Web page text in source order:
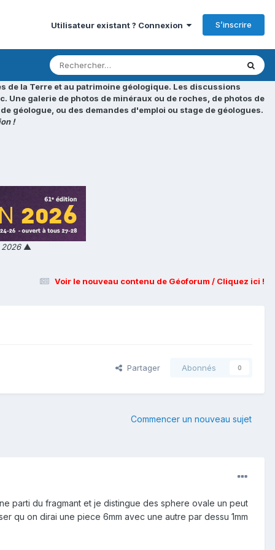
Utilisateur existant ? Connexion S’inscrire
de la Terre et au patrimoine géologique. Les discussions
galerie de photos de minéraux ou de roches, de photos de
géologue, ou des demandes d'emploi ou stage de géologues.
!
▲
Voir le nouveau contenu de Géoforum / Cliquez ici !
Partager Abonnés 0
Commencer un nouveau sujet
parti du fragmant et je distingue des sphere ovale un peut
qu on dirai une piece 6mm avec une autre par dessu 1mm